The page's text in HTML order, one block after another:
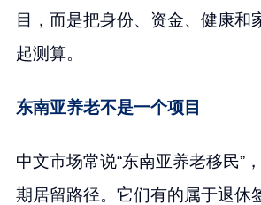
目，而是把身份、资金、健康和
起测算。
东南亚养老不是一个项目
中文市场常说“东南亚养老移民”
期居留路径。它们有的属于退休